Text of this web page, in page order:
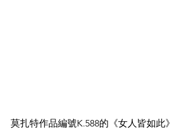
莫扎特作品編號K.588的《女人皆如此》